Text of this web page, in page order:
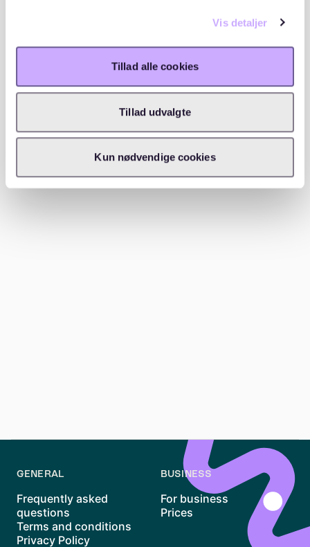
Vis detaljer
Tillad alle cookies
Tillad udvalgte
Kun nødvendige cookies
About the area
Location
GENERAL
Frequently asked
questions
Terms and conditions
Privacy Policy
BUSINESS
For business
Prices